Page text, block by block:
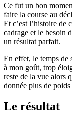
Ce fut un bon
faire la course au
Et c’est l’histoire de
cadrage et le besoin
un résultat parfait.
En effet, le temps de
à mon goût, trop
reste de la vue alors
donnée plus de poids
Le résultat